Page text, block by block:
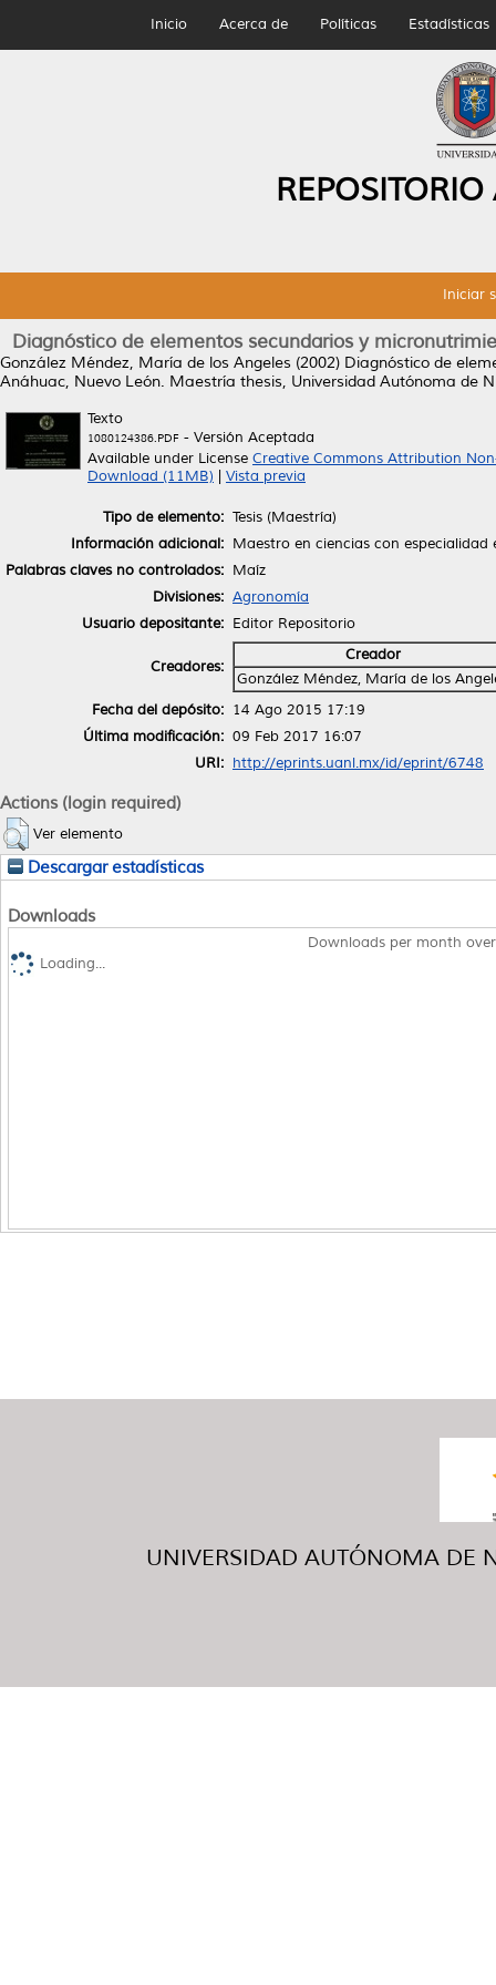
Inicio Acerca de Políticas Estadísticas
Iniciar
Diagnóstico de elementos secundarios y
González Méndez, María de los Angeles (2002) Diagnóstico de
Anáhuac, Nuevo León. Maestría thesis, Universidad Autónoma de
Texto
1080124386.PDF - Versión Aceptada
Available under License Creative Commons Attribution
Download (11MB)
Vista previa
Tipo de elemento: Tesis (Maestría)
Información adicional: Maestro en ciencias con
Palabras claves no controlados: Maíz
Divisiones: Agronomía
Usuario depositante: Editor Repositorio
Creadores:
Creador
González Méndez, María de los
Fecha del depósito: 14 Ago 2015 17:19
Última modificación: 09 Feb 2017 16:07
URI: http://eprints.uanl.mx/id/eprint/6748
Actions (login required)
Ver elemento
Descargar estadísticas
Downloads
Downloads per month
Loading...
UNIVERSIDAD AUTÓNOMA DE